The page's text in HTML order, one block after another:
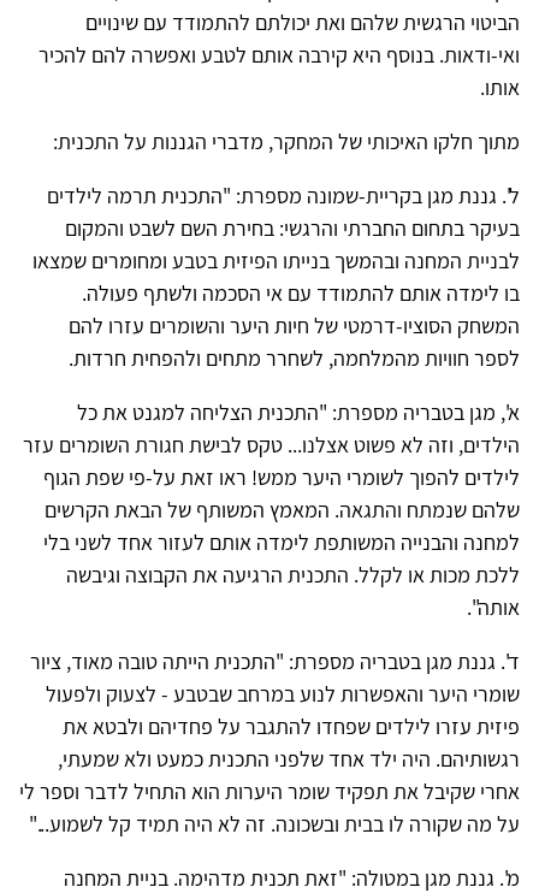
הביטוי הרגשית שלהם ואת יכולתם להתמודד עם שינויים
ואי-ודאות. בנוסף היא קירבה אותם לטבע ואפשרה להם להכיר
אותו.
מתוך חלקו האיכותי של המחקר, מדברי הגננות על התכנית:
ל'. גננת מגן בקריית-שמונה מספרת: "התכנית תרמה לילדים
בעיקר בתחום החברתי והרגשי: בחירת השם לשבט והמקום
לבניית המחנה ובהמשך בנייתו הפיזית בטבע ומחומרים שמצאו
בו לימדה אותם להתמודד עם אי הסכמה ולשתף פעולה.
המשחק הסוציו-דרמטי של חיות היער והשומרים עזרו להם
לספר חוויות מהמלחמה, לשחרר מתחים ולהפחית חרדות.
א', מגן בטבריה מספרת: "התכנית הצליחה למגנט את כל
הילדים, וזה לא פשוט אצלנו... טקס לבישת חגורת השומרים עזר
לילדים להפוך לשומרי היער ממש! ראו זאת על-פי שפת הגוף
שלהם שנמתח והתגאה. המאמץ המשותף של הבאת הקרשים
למחנה והבנייה המשותפת לימדה אותם לעזור אחד לשני בלי
ללכת מכות או לקלל. התכנית הרגיעה את הקבוצה וגיבשה
אותה".
ד'. גננת מגן בטבריה מספרת: "התכנית הייתה טובה מאוד, ציור
שומרי היער והאפשרות לנוע במרחב שבטבע - לצעוק ולפעול
פיזית עזרו לילדים שפחדו להתגבר על פחדיהם ולבטא את
רגשותיהם. היה ילד אחד שלפני התכנית כמעט ולא שמעתי,
אחרי שקיבל את תפקיד שומר היערות הוא התחיל לדבר וספר לי
על מה שקורה לו בבית ובשכונה. זה לא היה תמיד קל לשמוע..."
מ'. גננת מגן במטולה: "זאת תכנית מדהימה. בניית המחנה